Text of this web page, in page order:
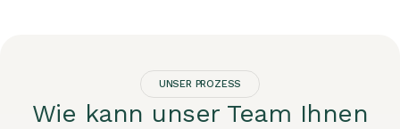
UNSER PROZESS
Wie kann unser Team Ihnen